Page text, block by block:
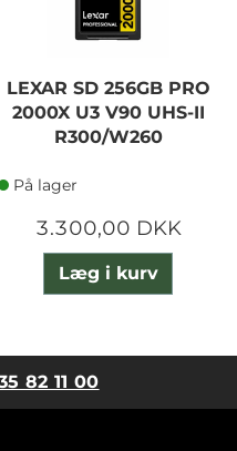
LEXAR SD 256GB PRO
2000X U3 V90 UHS-II
R300/W260
På lager
3.300,00 DKK
Læg i kurv
82 11 00